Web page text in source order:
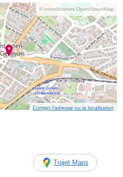
© contributeurs OpenStreetMap
Corriger l’adresse ou la localisation
Trajet Maps